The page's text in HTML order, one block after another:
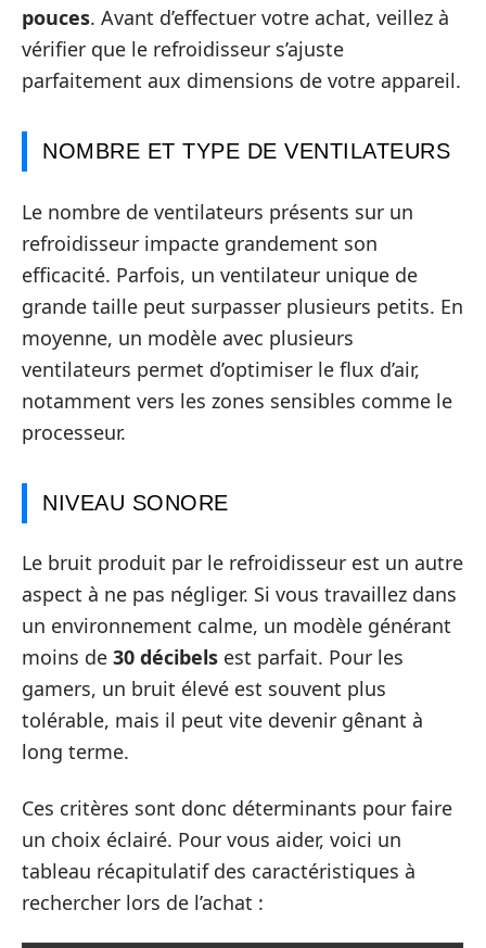
pouces. Avant d’effectuer votre achat, veillez à
vérifier que le refroidisseur s’ajuste
parfaitement aux dimensions de votre appareil.
NOMBRE ET TYPE DE VENTILATEURS
Le nombre de ventilateurs présents sur un
refroidisseur impacte grandement son
efficacité. Parfois, un ventilateur unique de
grande taille peut surpasser plusieurs petits. En
moyenne, un modèle avec plusieurs
ventilateurs permet d’optimiser le flux d’air,
notamment vers les zones sensibles comme le
processeur.
NIVEAU SONORE
Le bruit produit par le refroidisseur est un autre
aspect à ne pas négliger. Si vous travaillez dans
un environnement calme, un modèle générant
moins de 30 décibels est parfait. Pour les
gamers, un bruit élevé est souvent plus
tolérable, mais il peut vite devenir gênant à
long terme.
Ces critères sont donc déterminants pour faire
un choix éclairé. Pour vous aider, voici un
tableau récapitulatif des caractéristiques à
rechercher lors de l’achat :